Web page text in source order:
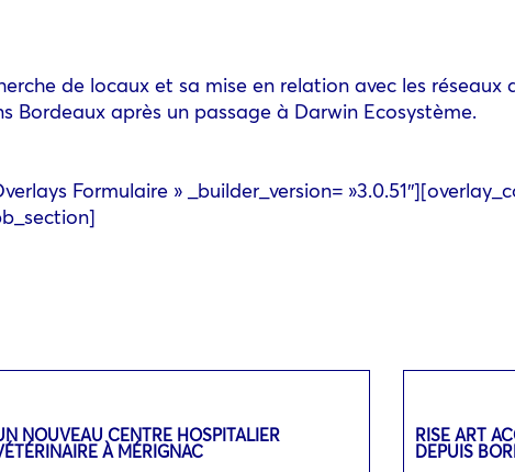
de locaux et sa mise en relation avec les réseaux
après un passage à Darwin Ecosystème.
Formulaire » _builder_version=
NOUVEAU CENTRE HOSPITALIER
À MÉRIGNAC
RISE ART
DEPUIS